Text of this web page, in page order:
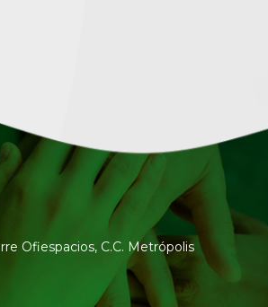
Ofiespacios, C.C. Metrópolis